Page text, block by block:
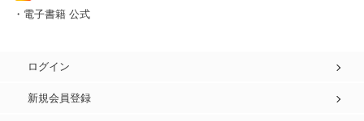
・電子書籍 公式
ログイン
新規会員登録